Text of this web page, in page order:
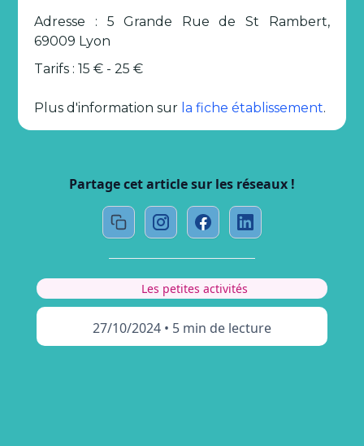
Adresse : 5 Grande Rue de St Rambert,
69009 Lyon
Tarifs : 15 € - 25 €
Plus d'information sur la fiche établissement.
Partage cet article sur les réseaux !
Les petites activités
27/10/2024 • 5 min de lecture